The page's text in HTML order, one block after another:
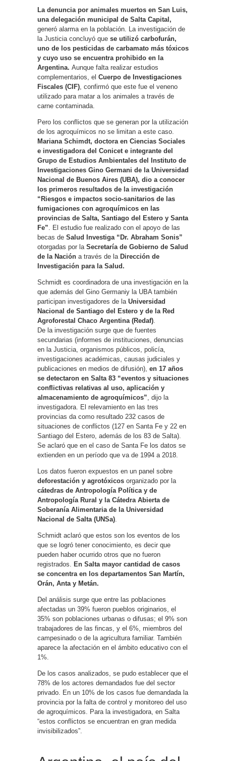
La denuncia por animales muertos en San Luis,
una delegación municipal de Salta Capital,
generó alarma en la población. La investigación de
la Justicia concluyó que se utilizó carbofurán,
uno de los pesticidas de carbamato más tóxicos
y cuyo uso se encuentra prohibido en la
Argentina. Aunque falta realizar estudios
complementarios, el Cuerpo de Investigaciones
Fiscales (CIF) , confirmó que este fue el veneno
utilizado para matar a los animales a través de
carne contaminada.
Pero los conflictos que se generan por la utilización
de los agroquímicos no se limitan a este caso.
Mariana Schimdt, doctora en Ciencias Sociales
e investigadora del Conicet e integrante del
Grupo de Estudios Ambientales del Instituto de
Investigaciones Gino Germani de la Universidad
Nacional de Buenos Aires (UBA), dio a conocer
los primeros resultados de la investigación
“Riesgos e impactos socio-sanitarios de las
fumigaciones con agroquímicos en las
provincias de Salta, Santiago del Estero y Santa
Fe” . El estudio fue realizado con el apoyo de las
becas de Salud Investiga “Dr. Abraham Sonis”
otorgadas por la Secretaría de Gobierno de Salud
de la Nación a través de la Dirección de
Investigación para la Salud.
Schmidt es coordinadora de una investigación en la
que además del Gino Germaniy la UBA también
participan investigadores de la Universidad
Nacional de Santiago del Estero y de la Red
Agroforestal Chaco Argentina (Redaf)
De la investigación surge que de fuentes
secundarias (informes de instituciones, denuncias
en la Justicia, organismos públicos, policía,
investigaciones académicas, causas judiciales y
publicaciones en medios de difusión), en 17 años
se detectaron en Salta 83 “eventos y situaciones
conflictivas relativas al uso, aplicación y
almacenamiento de agroquímicos” , dijo la
investigadora. El relevamiento en las tres
provincias da como resultado 232 casos de
situaciones de conflictos (127 en Santa Fe y 22 en
Santiago del Estero, además de los 83 de Salta).
Se aclaró que en el caso de Santa Fe los datos se
extienden en un período que va de 1994 a 2018.
Los datos fueron expuestos en un panel sobre
deforestación y agrotóxicos organizado por la
cátedras de Antropología Política y de
Antropología Rural y la Cátedra Abierta de
Soberanía Alimentaria de la Universidad
Nacional de Salta (UNSa)
Schmidt aclaró que estos son los eventos de los
que se logró tener conocimiento, es decir que
pueden haber ocurrido otros que no fueron
registrados.
En Salta mayor cantidad de casos
se concentra en los departamentos San Martín,
Orán, Anta y Metán.
Del análisis surge que entre las poblaciones
afectadas un 39% fueron pueblos originarios, el
35% son poblaciones urbanas o difusas; el 9% son
trabajadores de las fincas, y el 6%, miembros del
campesinado o de la agricultura familiar. También
aparece la afectación en el ámbito educativo con el
1%.
De los casos analizados, se pudo establecer que el
78% de los actores demandados fue del sector
privado. En un 10% de los casos fue demandada la
provincia por la falta de control y monitoreo del uso
de agroquímicos. Para la investigadora, en Salta
“estos conflictos se encuentran en gran medida
invisibilizados”.